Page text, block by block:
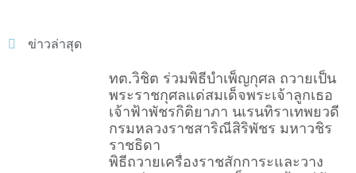
ข่าวล่าสุด
ทต.วิชิต ร่วมพิธีบำเพ็ญกุศล ถวายเป็น
พระราชกุศลแด่สมเด็จพระเจ้าลูกเธอ
เจ้าฟ้าพัชรกิติยาภา นเรนทิราเทพยวดี
กรมหลวงราชสาริณีสิริพัชร มหาวชิร
ราชธิดา
พิธีถวายเครื่องราชสักการะและวาง